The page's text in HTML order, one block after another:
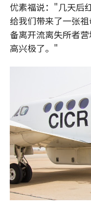
优素福说："几天后
给我们带来了一张
备离开流离失所者
高兴极了。"